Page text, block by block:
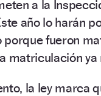
a la
año lo harán
porque fueron
matriculación ya
la ley marca